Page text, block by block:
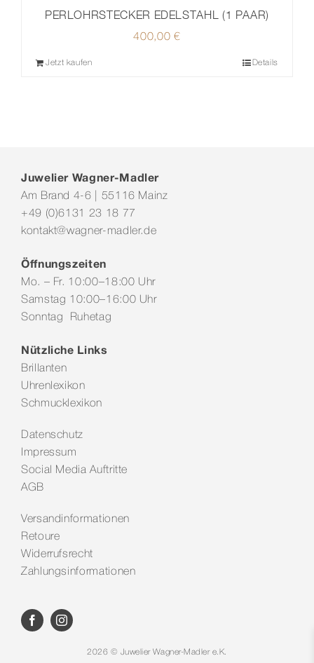
PERLOHRSTECKER EDELSTAHL (1 PAAR)
400,00 €
Jetzt kaufen Details
Juwelier Wagner-Madler
Am Brand 4-6 | 55116 Mainz
+49 (0)6131 23 18 77
kontakt@wagner-madler.de
Öffnungszeiten
Mo. – Fr. 10:00–18:00 Uhr
Samstag 10:00–16:00 Uhr
Sonntag Ruhetag
Nützliche Links
Brillanten
Uhrenlexikon
Schmucklexikon
Datenschutz
Impressum
Social Media Auftritte
AGB
Versandinformationen
Retoure
Widerrufsrecht
Zahlungsinformationen
2026 © Juwelier Wagner-Madler e.K.